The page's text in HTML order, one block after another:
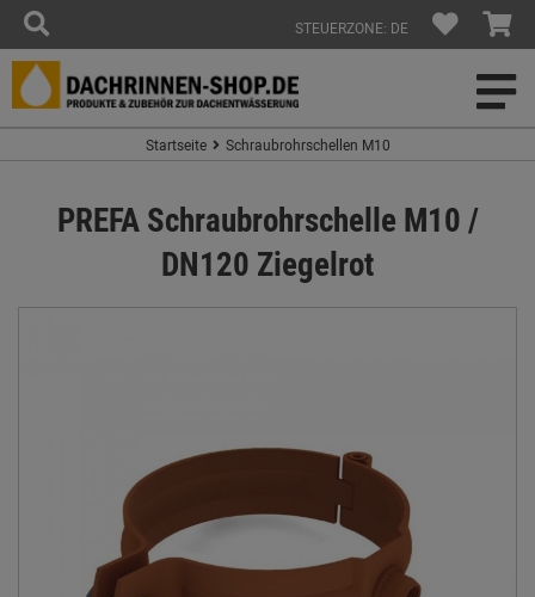
STEUERZONE: DE
Startseite Schraubrohrschellen M10
PREFA Schraubrohrschelle M10 /
DN120 Ziegelrot